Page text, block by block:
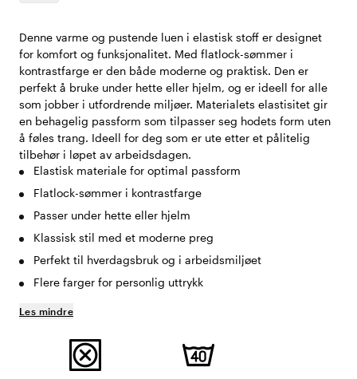
Denne varme og pustende luen i elastisk stoff er designet
for komfort og funksjonalitet. Med flatlock-sømmer i
kontrastfarge er den både moderne og praktisk. Den er
perfekt å bruke under hette eller hjelm, og er ideell for alle
som jobber i utfordrende miljøer. Materialets elastisitet gir
en behagelig passform som tilpasser seg hodets form uten
å føles trang. Ideell for deg som er ute etter et pålitelig
tilbehør i løpet av arbeidsdagen.
Elastisk materiale for optimal passform
Flatlock-sømmer i kontrastfarge
Passer under hette eller hjelm
Klassisk stil med et moderne preg
Perfekt til hverdagsbruk og i arbeidsmiljøet
Flere farger for personlig uttrykk
Les mindre